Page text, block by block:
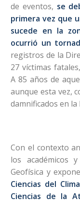
de eventos, se
primera vez que
sucede en la
ocurrió un
registros de la
27 víctimas
A 85 años de
aunque esta vez,
damnificados en
Con el contexto
los académicos
Geofísica y
Ciencias del
Ciencias de la